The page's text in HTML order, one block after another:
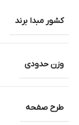
کشور مبدا برند
وزن حدودی
طرح صفحه